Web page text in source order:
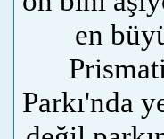
en
Parkı'nda